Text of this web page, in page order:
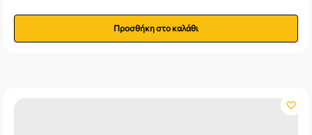
Προσθήκη στο καλάθι